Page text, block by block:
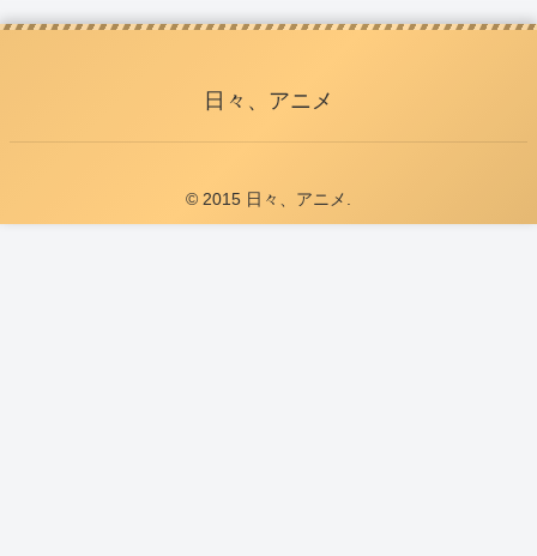
日々、アニメ
© 2015 日々、アニメ.